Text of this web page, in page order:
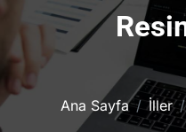
Ana Sayfa İller